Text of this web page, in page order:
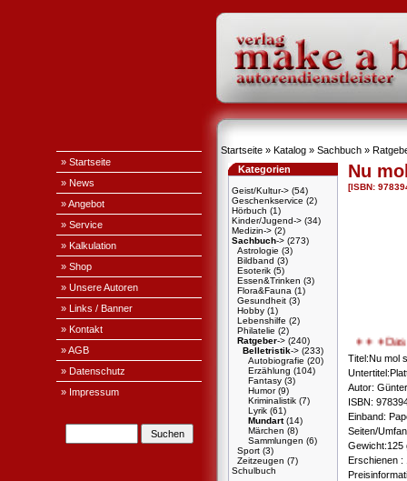
» Startseite
» News
» Angebot
» Service
» Kalkulation
» Shop
» Unsere Autoren
» Links / Banner
» Kontakt
» AGB
» Datenschutz
» Impressum
Startseite » Katalog » Sachbuch »
Kategorien
Geist/Kultur-> (54)
Geschenkservice (2)
Hörbuch (1)
Kinder/Jugend-> (34)
Medizin-> (2)
Sachbuch-> (273)
Astrologie (3)
Bildband (3)
Esoterik (5)
Essen&Trinken (3)
Flora&Fauna (1)
Gesundheit (3)
Hobby (1)
Lebenshilfe (2)
Philatelie (2)
Ratgeber-> (240)
Belletristik-> (233)
Autobiografie (20)
Erzählung (104)
Fantasy (3)
Humor(9)
Kriminalistik (7)
Lyrik (61)
Mundart(14)
Märchen (8)
Sammlungen (6)
Sport (3)
Zeitzeugen (7)
Schulbuch
Nu
[ISBN:
+ + +Das
Titel:Nu mol
Autor:
ISBN:
Einband:
Seiten/
Gewicht:125
Erschienen :